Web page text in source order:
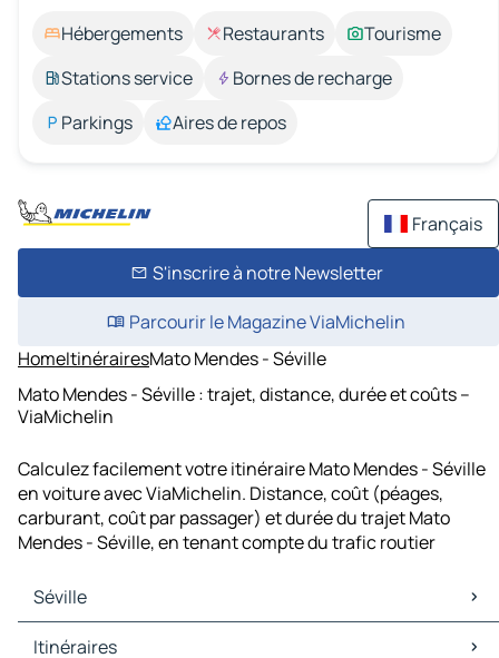
Hébergements Restaurants
Tourisme
Stations service
Bornes de recharge
Parkings
Aires de repos
Français
S'inscrire à notre Newsletter
Parcourir le Magazine ViaMichelin
HomeItinérairesMato Mendes - Séville
Mato Mendes - Séville : trajet, distance, durée et coûts –
ViaMichelin
Calculez facilement votre itinéraire Mato Mendes - Séville
en voiture avec ViaMichelin. Distance, coût (péages,
carburant, coût par passager) et durée du trajet Mato
Mendes - Séville, en tenant compte du trafic routier
Séville
Séville Cartes et plans
Itinéraires